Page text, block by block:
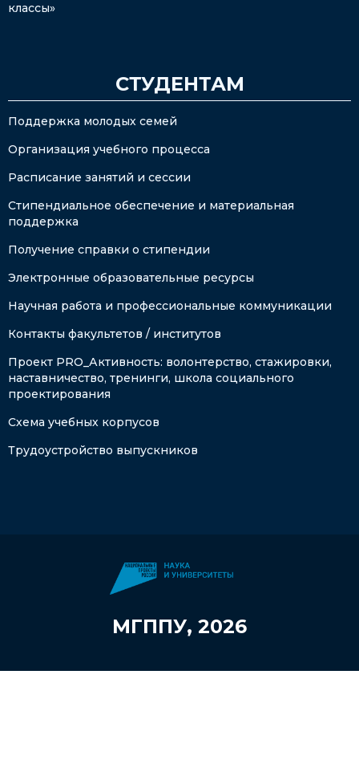
классы»
СТУДЕНТАМ
Поддержка молодых семей
Организация учебного процесса
Расписание занятий и сессии
Стипендиальное обеспечение и материальная
поддержка
Получение справки о стипендии
Электронные образовательные ресурсы
Научная работа и профессиональные коммуникации
Контакты факультетов / институтов
Проект PRO_Активность: волонтерство, стажировки,
наставничество, тренинги, школа социального
проектирования
Схема учебных корпусов
Трудоустройство выпускников
МГППУ, 2026